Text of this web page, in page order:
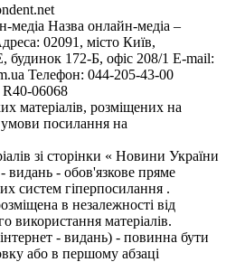
медіа Назва онлайн-медіа –
02091, місто Київ,
172-Б, офіс 208/1 E-mail:
Телефон: 044-205-43-00
R40-06068
матеріалів, розміщених на
умови посилання на
зі сторінки « Новини України
- видань - обов'язкове пряме
систем гіперпосилання .
в незалежності від
використання матеріалів.
- видань) - повинна бути
або в першому абзаці